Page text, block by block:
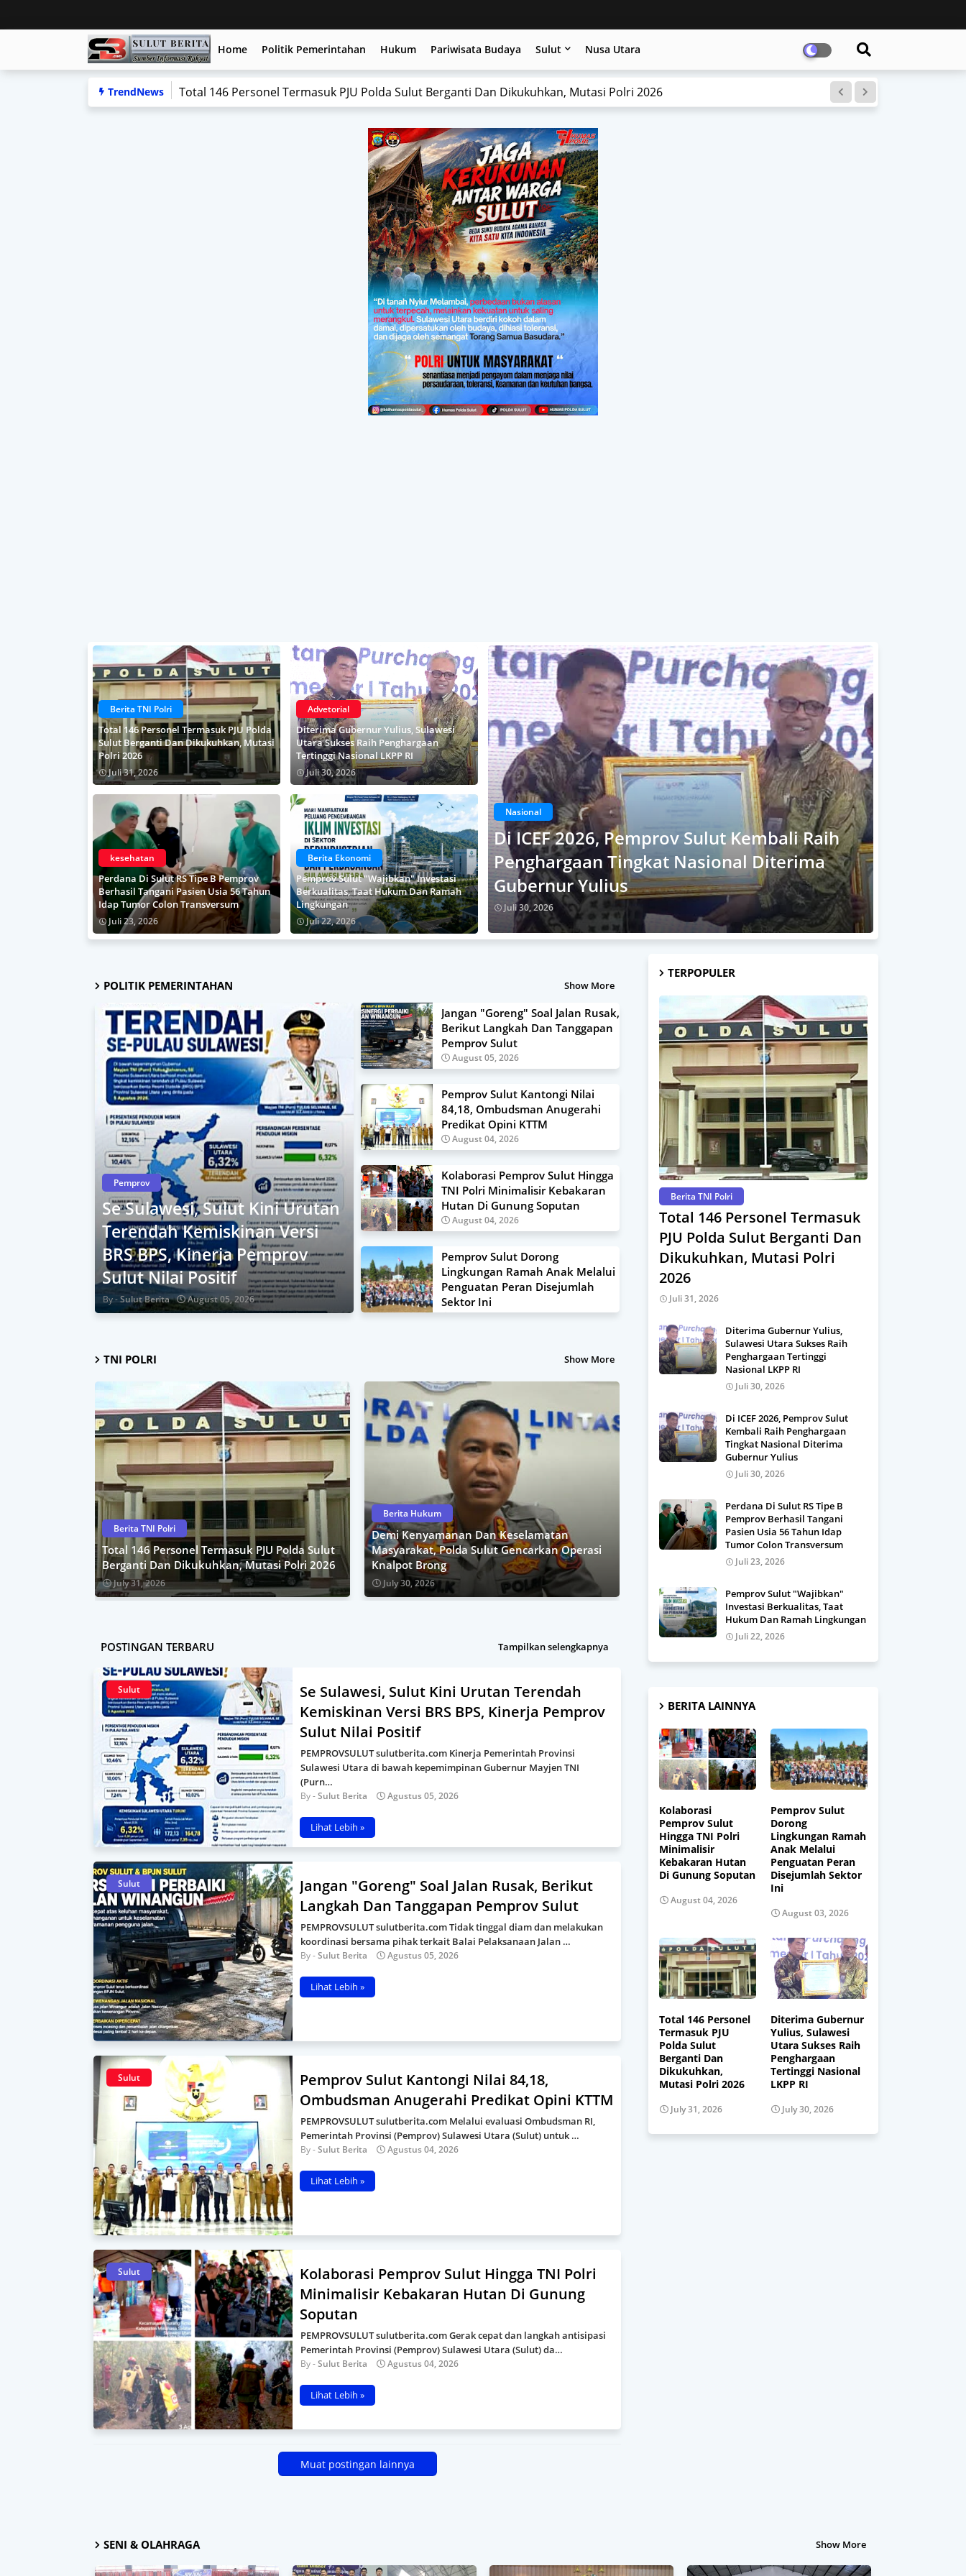
Home Politik Pemerintahan Hukum Pariwisata Budaya Sulut Nusa Utara
TrendNews Diterima Gubernur Yulius, Sulawesi Utara Sukses Raih Penghargaan Tertinggi Nasional LKPP RI
Berita TNI Polri
Total 146 Personel Termasuk PJU Polda
Sulut Berganti Dan Dikukuhkan, Mutasi
Polri 2026
Juli 31, 2026
Advetorial
Diterima Gubernur Yulius, Sulawesi
Utara Sukses Raih Penghargaan
Tertinggi Nasional LKPP RI
Juli 30, 2026
Nasional
Di ICEF 2026, Pemprov Sulut Kembali Raih
Penghargaan Tingkat Nasional Diterima
Gubernur Yulius
Juli 30, 2026
kesehatan
Perdana Di Sulut RS Tipe B Pemprov
Berhasil Tangani Pasien Usia 56 Tahun
Idap Tumor Colon Transversum
Juli 23, 2026
Berita Ekonomi
Pemprov Sulut "Wajibkan" Investasi
Berkualitas, Taat Hukum Dan Ramah
Lingkungan
Juli 22, 2026
POLITIK PEMERINTAHAN Show More
Pemprov
Se Sulawesi, Sulut Kini Urutan
Terendah Kemiskinan Versi
BRS BPS, Kinerja Pemprov
Sulut Nilai Positif
Sulut Berita August 05, 2026
Jangan "Goreng" Soal Jalan Rusak,
Berikut Langkah Dan Tanggapan
Pemprov Sulut
August 05, 2026
Pemprov Sulut Kantongi Nilai
84,18, Ombudsman Anugerahi
Predikat Opini KTTM
August 04, 2026
Kolaborasi Pemprov Sulut Hingga
TNI Polri Minimalisir Kebakaran
Hutan Di Gunung Soputan
August 04, 2026
Pemprov Sulut Dorong
Lingkungan Ramah Anak Melalui
Penguatan Peran Disejumlah
Sektor Ini
August 03, 2026
TNI POLRI Show More
Berita TNI Polri
Total 146 Personel Termasuk PJU Polda Sulut
Berganti Dan Dikukuhkan, Mutasi Polri 2026
July 31, 2026
Berita Hukum
Demi Kenyamanan Dan Keselamatan
Masyarakat, Polda Sulut Gencarkan Operasi
Knalpot Brong
July 30, 2026
POSTINGAN TERBARU Tampilkan selengkapnya
Sulut
Se Sulawesi, Sulut Kini Urutan Terendah
Kemiskinan Versi BRS BPS, Kinerja Pemprov
Sulut Nilai Positif
PEMPROVSULUT sulutberita.com Kinerja Pemerintah Provinsi
Sulawesi Utara di bawah kepemimpinan Gubernur Mayjen TNI
(Purn…
Sulut Berita Agustus 05, 2026
Lihat Lebih »
Sulut
Jangan "Goreng" Soal Jalan Rusak, Berikut
Langkah Dan Tanggapan Pemprov Sulut
PEMPROVSULUT sulutberita.com Tidak tinggal diam dan melakukan
koordinasi bersama pihak terkait Balai Pelaksanaan Jalan …
Sulut Berita Agustus 05, 2026
Lihat Lebih »
Sulut
Pemprov Sulut Kantongi Nilai 84,18,
Ombudsman Anugerahi Predikat Opini KTTM
PEMPROVSULUT sulutberita.com Melalui evaluasi Ombudsman RI,
Pemerintah Provinsi (Pemprov) Sulawesi Utara (Sulut) untuk …
Sulut Berita Agustus 04, 2026
Lihat Lebih »
Sulut
Kolaborasi Pemprov Sulut Hingga TNI Polri
Minimalisir Kebakaran Hutan Di Gunung
Soputan
PEMPROVSULUT sulutberita.com Gerak cepat dan langkah antisipasi
Pemerintah Provinsi (Pemprov) Sulawesi Utara (Sulut) da…
Sulut Berita Agustus 04, 2026
Lihat Lebih »
Muat postingan lainnya
TERPOPULER
Berita TNI Polri
Total 146 Personel Termasuk
PJU Polda Sulut Berganti Dan
Dikukuhkan, Mutasi Polri
2026
Juli 31, 2026
Diterima Gubernur Yulius,
Sulawesi Utara Sukses Raih
Penghargaan Tertinggi
Nasional LKPP RI
Juli 30, 2026
Di ICEF 2026, Pemprov Sulut
Kembali Raih Penghargaan
Tingkat Nasional Diterima
Gubernur Yulius
Juli 30, 2026
Perdana Di Sulut RS Tipe B
Pemprov Berhasil Tangani
Pasien Usia 56 Tahun Idap
Tumor Colon Transversum
Juli 23, 2026
Pemprov Sulut "Wajibkan"
Investasi Berkualitas, Taat
Hukum Dan Ramah Lingkungan
Juli 22, 2026
BERITA LAINNYA
Kolaborasi
Pemprov Sulut
Hingga TNI Polri
Minimalisir
Kebakaran Hutan
Di Gunung Soputan
August 04, 2026
Pemprov Sulut
Dorong
Lingkungan Ramah
Anak Melalui
Penguatan Peran
Disejumlah Sektor
Ini
August 03, 2026
Total 146 Personel
Termasuk PJU
Polda Sulut
Berganti Dan
Dikukuhkan,
Mutasi Polri 2026
July 31, 2026
Diterima Gubernur
Yulius, Sulawesi
Utara Sukses Raih
Penghargaan
Tertinggi Nasional
LKPP RI
July 30, 2026
SENI & OLAHRAGA Show More